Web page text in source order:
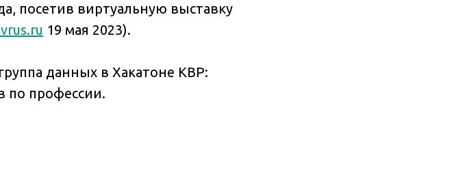
посетив виртуальную выставку
19 мая 2023).
данных в Хакатоне КВР:
по профессии.